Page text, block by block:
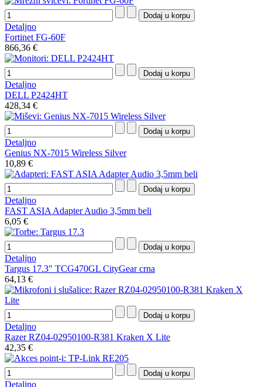
Detaljno
Fortinet FG-60F
866,36 €
Detaljno
DELL P2424HT
428,34 €
Detaljno
Genius NX-7015 Wireless Silver
10,89 €
Detaljno
FAST ASIA Adapter Audio 3,5mm beli
6,05 €
Detaljno
Targus 17.3" TCG470GL CityGear crna
64,13 €
Detaljno
Razer RZ04-02950100-R381 Kraken X Lite
42,35 €
Detaljno